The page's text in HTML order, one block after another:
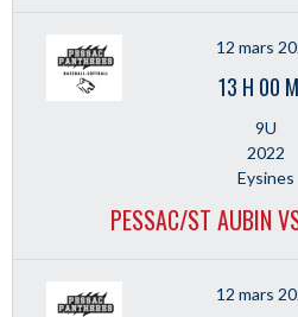
12 mars
13 H 00
9U
2022
Eysines
PESSAC/ST AUBIN
12 mars